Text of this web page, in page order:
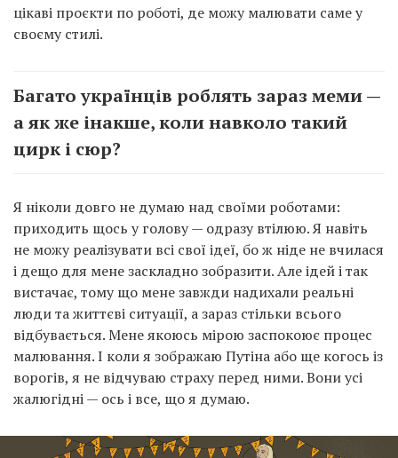
цікаві проєкти по роботі, де можу малювати саме у
своєму стилі.
Багато українців роблять зараз меми —
а як же інакше, коли навколо такий
цирк і сюр?
Я ніколи довго не думаю над своїми роботами:
приходить щось у голову — одразу втілюю. Я навіть
не можу реалізувати всі свої ідеї, бо ж ніде не вчилася
і дещо для мене заскладно зобразити. Але ідей і так
вистачає, тому що мене завжди надихали реальні
люди та життєві ситуації, а зараз стільки всього
відбувається. Мене якоюсь мірою заспокоює процес
малювання. І коли я зображаю Путіна або ще когось із
ворогів, я не відчуваю страху перед ними. Вони усі
жалюгідні — ось і все, що я думаю.